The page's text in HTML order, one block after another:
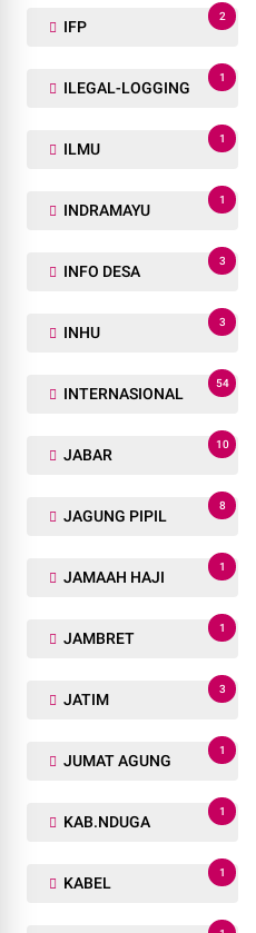
IFP
2
ILEGAL-LOGGING
1
ILMU
1
INDRAMAYU
1
INFO DESA
3
INHU
3
INTERNASIONAL
54
JABAR
10
JAGUNG PIPIL
8
JAMAAH HAJI
1
JAMBRET
1
JATIM
3
JUMAT AGUNG
1
KAB.NDUGA
1
KABEL
1